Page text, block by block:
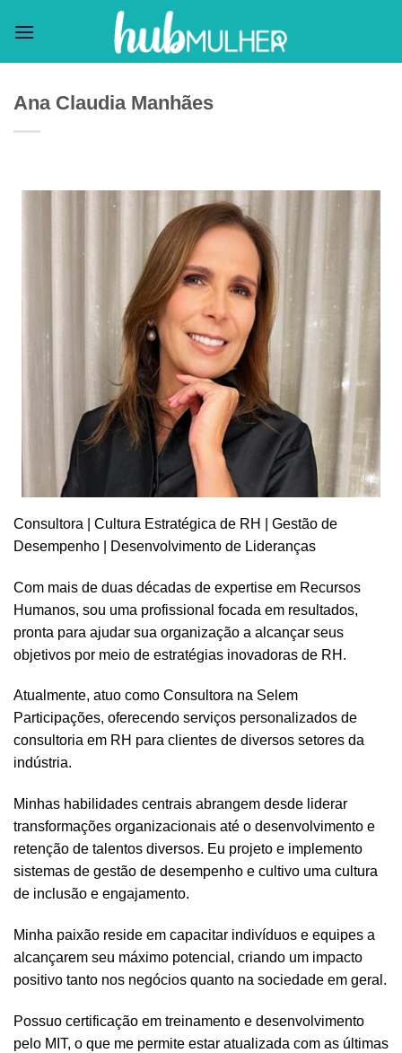
Ana Claudia Manhães
Consultora | Cultura Estratégica de RH | Gestão de
Desempenho | Desenvolvimento de Lideranças
Com mais de duas décadas de expertise em Recursos
Humanos, sou uma profissional focada em resultados,
pronta para ajudar sua organização a alcançar seus
objetivos por meio de estratégias inovadoras de RH.
Atualmente, atuo como Consultora na Selem
Participações, oferecendo serviços personalizados de
consultoria em RH para clientes de diversos setores da
indústria.
Minhas habilidades centrais abrangem desde liderar
transformações organizacionais até o desenvolvimento e
retenção de talentos diversos. Eu projeto e implemento
sistemas de gestão de desempenho e cultivo uma cultura
de inclusão e engajamento.
Minha paixão reside em capacitar indivíduos e equipes a
alcançarem seu máximo potencial, criando um impacto
positivo tanto nos negócios quanto na sociedade em geral.
Possuo certificação em treinamento e desenvolvimento
pelo MIT, o que me permite estar atualizada com as últimas